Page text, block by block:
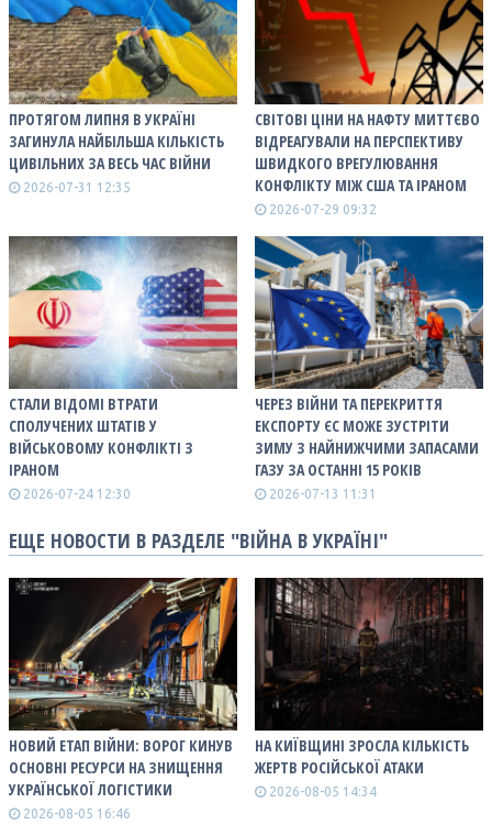
ПРОТЯГОМ ЛИПНЯ В УКРАЇНІ
ЗАГИНУЛА НАЙБІЛЬША КІЛЬКІСТЬ
ЦИВІЛЬНИХ ЗА ВЕСЬ ЧАС ВІЙНИ
2026-07-31 12:35
СВІТОВІ ЦІНИ НА НАФТУ МИТТЄВО
ВІДРЕАГУВАЛИ НА ПЕРСПЕКТИВУ
ШВИДКОГО ВРЕГУЛЮВАННЯ
КОНФЛІКТУ МІЖ США ТА ІРАНОМ
2026-07-29 09:32
СТАЛИ ВІДОМІ ВТРАТИ
СПОЛУЧЕНИХ ШТАТІВ У
ВІЙСЬКОВОМУ КОНФЛІКТІ З
ІРАНОМ
2026-07-24 12:30
ЧЕРЕЗ ВІЙНИ ТА ПЕРЕКРИТТЯ
ЕКСПОРТУ ЄС МОЖЕ ЗУСТРІТИ
ЗИМУ З НАЙНИЖЧИМИ ЗАПАСАМИ
ГАЗУ ЗА ОСТАННІ 15 РОКІВ
2026-07-13 11:31
ЕЩЕ НОВОСТИ В РАЗДЕЛЕ "ВІЙНА В УКРАЇНІ"
НОВИЙ ЕТАП ВІЙНИ: ВОРОГ КИНУВ
ОСНОВНІ РЕСУРСИ НА ЗНИЩЕННЯ
УКРАЇНСЬКОЇ ЛОГІСТИКИ
2026-08-05 16:46
НА КИЇВЩИНІ ЗРОСЛА КІЛЬКІСТЬ
ЖЕРТВ РОСІЙСЬКОЇ АТАКИ
2026-08-05 14:34